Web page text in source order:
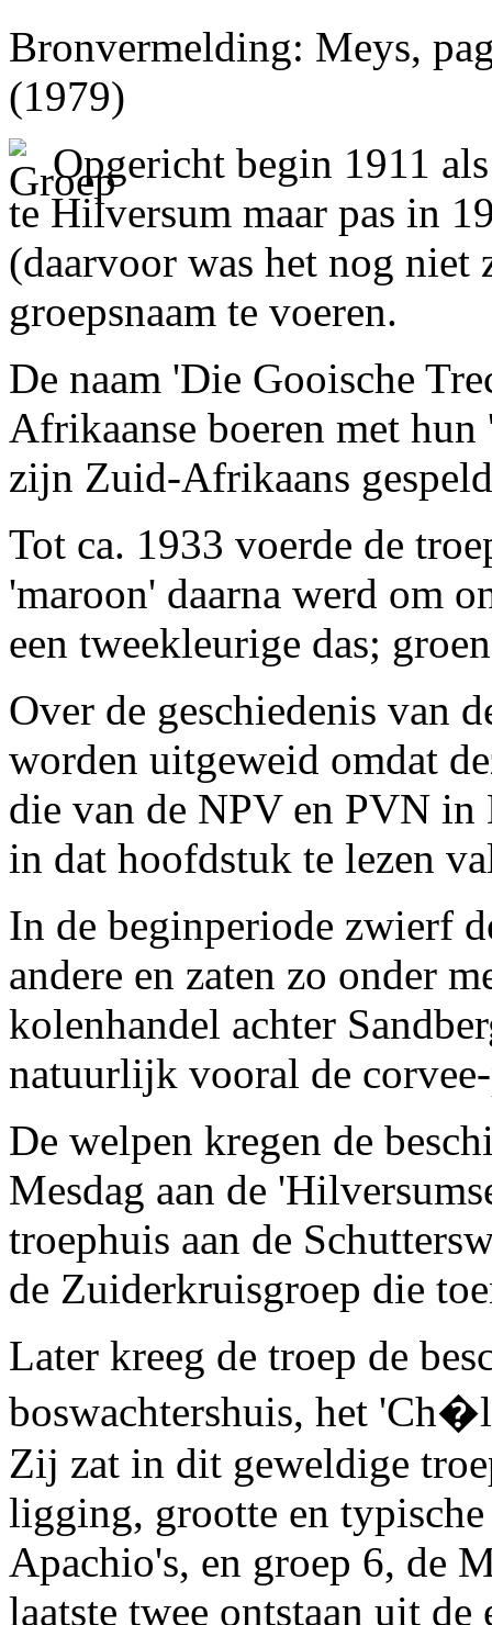
Bronvermelding: Meys,
(1979)
Opgericht begin 1911
te Hilversum maar pas in
(daarvoor was het nog
groepsnaam te voeren.
De naam 'Die Gooische
Afrikaanse boeren met
zijn Zuid-Afrikaans
Tot ca. 1933 voerde de
'maroon' daarna werd om
een tweekleurige das;
Over de geschiedenis van
worden uitgeweid omdat
die van de NPV en PVN
in dat hoofdstuk te lezen
In de beginperiode zwierf
andere en zaten zo onder
kolenhandel achter
natuurlijk vooral de
De welpen kregen de
Mesdag aan de
troephuis aan de
de Zuiderkruisgroep die
Later kreeg de troep de
boswachtershuis, het
Zij zat in dit geweldige
ligging, grootte en
Apachio's, en groep 6, de
laatste twee ontstaan uit